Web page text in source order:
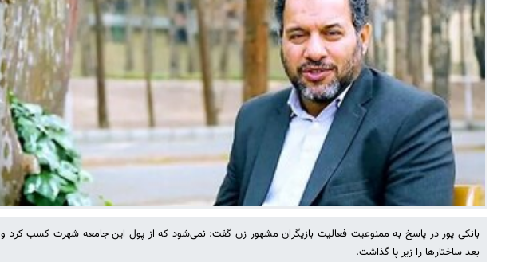
بانکی پور در پاسخ به ممنوعیت فعالیت بازیگران مشهور زن گفت: نمی‌شود که از پول این جامعه شهرت کسب کرد و
بعد ساختارها را زیر پا گذاشت.